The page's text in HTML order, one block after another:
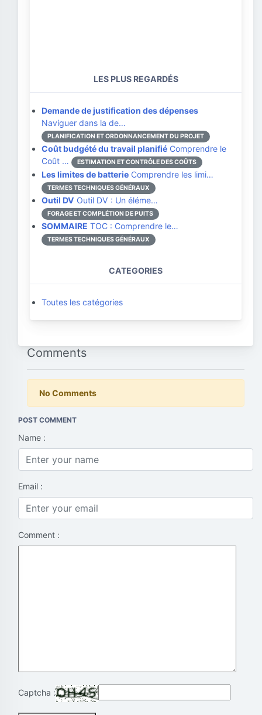
LES PLUS REGARDÉS
Demande de justification des dépenses
Naviguer dans la de…
PLANIFICATION ET ORDONNANCEMENT DU PROJET
Coût budgété du travail planifié Comprendre le
Coût …
ESTIMATION ET CONTRÔLE DES COÛTS
Les limites de batterie Comprendre les limi…
TERMES TECHNIQUES GÉNÉRAUX
Outil DV Outil DV : Un éléme…
FORAGE ET COMPLÉTION DE PUITS
SOMMAIRE TOC : Comprendre le…
TERMES TECHNIQUES GÉNÉRAUX
CATEGORIES
Toutes les catégories
Comments
No Comments
POST COMMENT
Name :
Email :
Comment :
Captcha :